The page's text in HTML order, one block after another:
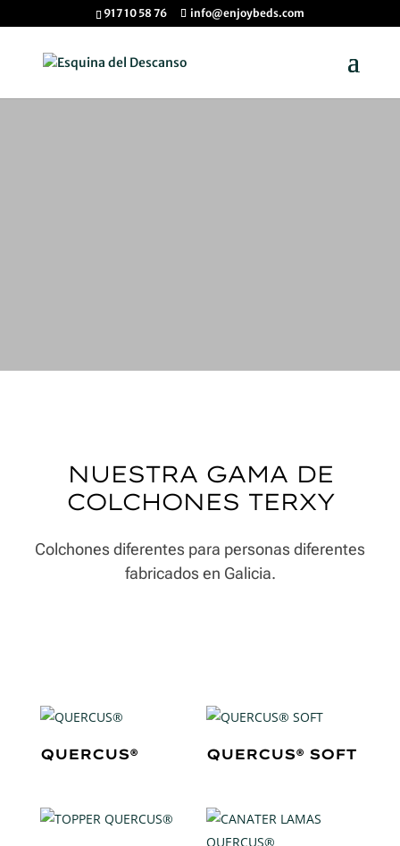
917 10 58 76 info@enjoybeds.com
NUESTRA GAMA DE
COLCHONES TERXY
Colchones diferentes para personas diferentes
fabricados en Galicia.
QUERCUS® QUERCUS® SOFT